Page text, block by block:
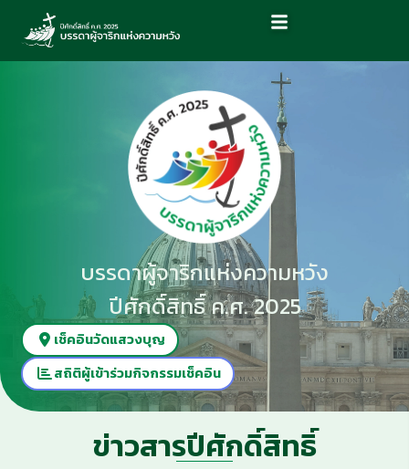
บรรดาผู้จาริกแห่งความหวัง
ปีศักดิ์สิทธิ์ ค.ศ. 2025
เช็คอินวัดแสวงบุญ
สถิติผู้เข้าร่วมกิจกรรมเช็คอิน
ข่าวสารปีศักดิ์สิทธิ์